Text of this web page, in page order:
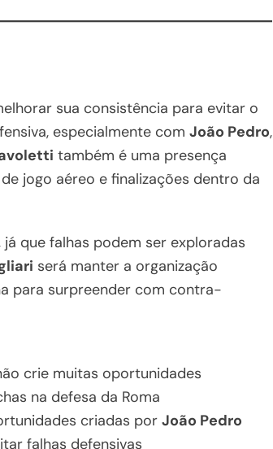
sua consistência para evitar o
especialmente com João Pedro,
também é uma presença
jogo aéreo e finalizações dentro da
que falhas podem ser exploradas
será manter a organização
para surpreender com contra-
crie muitas oportunidades
na defesa da Roma
criadas por João Pedro
falhas defensivas